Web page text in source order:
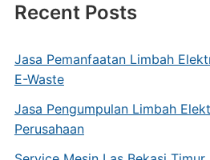
Recent Posts
Jasa Pemanfaatan Limbah
E-Waste
Jasa Pengumpulan Limbah
Perusahaan